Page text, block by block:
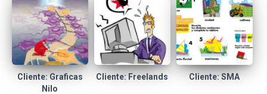
Cliente: Graficas
Nilo
Cliente: Freelands Cliente: SMA